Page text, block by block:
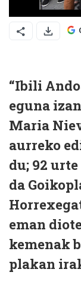
“Ibili
eguna
Maria
aurreko
du; 92
da
eman
kemenak
plakan